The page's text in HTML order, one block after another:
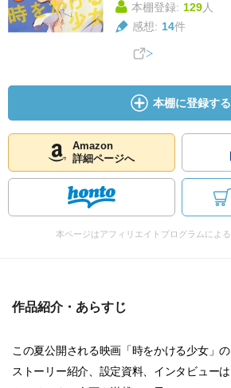
本棚登録: 129人
感想: 14件
本棚に登録する
Amazon
詳細ページへ
本ページはアフィリエイトプログラムによ
作品紹介・あらすじ
この夏公開される映画「時をかける少女」の
ストーリー紹介、設定資料、インタビュー